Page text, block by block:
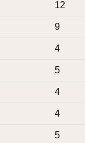
12
9
4
5
4
4
5